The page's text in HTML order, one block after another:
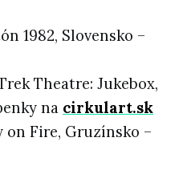
1982, Slovensko –
Theatre: Jukebox,
na cirkulart.sk
on Fire, Gruzínsko –